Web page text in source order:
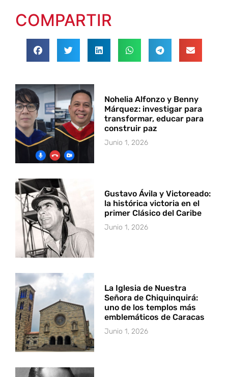
COMPARTIR
Nohelia Alfonzo y Benny
Márquez: investigar para
transformar, educar para
construir paz
Junio 1, 2026
Gustavo Ávila y Victoreado:
la histórica victoria en el
primer Clásico del Caribe
Junio 1, 2026
La Iglesia de Nuestra
Señora de Chiquinquirá:
uno de los templos más
emblemáticos de Caracas
Junio 1, 2026